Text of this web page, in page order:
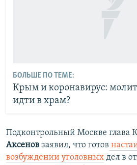
БОЛЬШЕ ПО ТЕМЕ:
Крым и коронавирус:
идти в храм?
Подконтрольный Москве глава
Аксенов заявил, что готов
возбуждении уголовных дел в